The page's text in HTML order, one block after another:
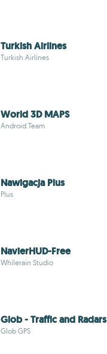
Turkish Airlines
Turkish Airlines
World 3D MAPS
Android.Team
Nawigacja Plus
Plus
NavierHUD-Free
Whilerain Studio
Glob - Traffic and Radars
Glob GPS